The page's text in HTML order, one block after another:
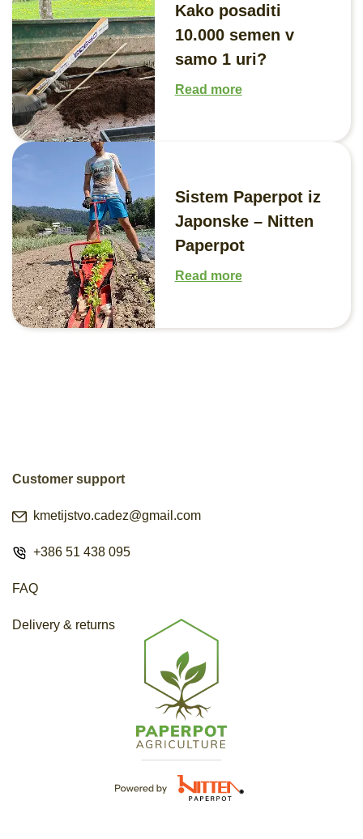
Kako posaditi
10.000 semen v
samo 1 uri?
Read more
Sistem Paperpot iz
Japonske – Nitten
Paperpot
Read more
Customer support
kmetijstvo.cadez@gmail.com
+386 51 438 095
FAQ
Delivery & returns